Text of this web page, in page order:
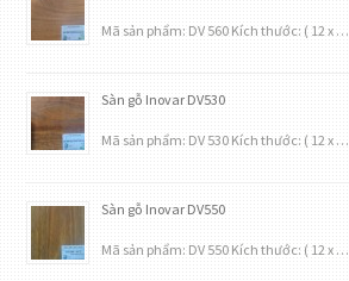
Mã sản phẩm: DV 560 Kích thước: ( 12 x …
Sàn gỗ Inovar DV530
Mã sản phẩm: DV 530 Kích thước: ( 12 x …
Sàn gỗ Inovar DV550
Mã sản phẩm: DV 550 Kích thước: ( 12 x …